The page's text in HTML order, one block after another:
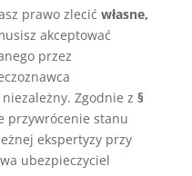
prawo zlecić własne,
akceptować
przez
Zgodnie z §
przywrócenie stanu
ekspertyzy przy
ubezpieczyciel